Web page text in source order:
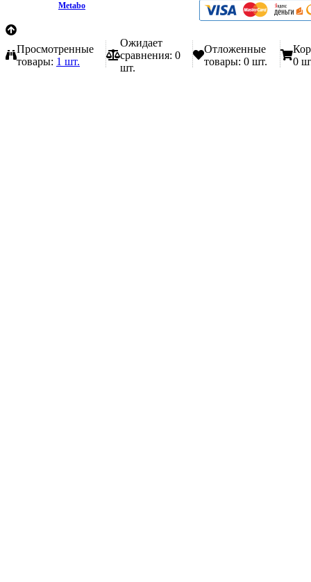
Metabo
Просмотренные
товары: 1 шт.
Ожидает
сравнения: 0
шт.
Отложенные
товары: 0 шт.
0